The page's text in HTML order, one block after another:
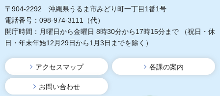
〒904-2292 沖縄県うるま市みどり町一丁目1番1号
電話番号：098-974-3111（代）
開庁時間：月曜日から金曜日 8時30分から17時15分まで
（祝日・休
日・年末年始12月29日から1月3日までを除く）
アクセスマップ 各課の案内
お問い合わせ